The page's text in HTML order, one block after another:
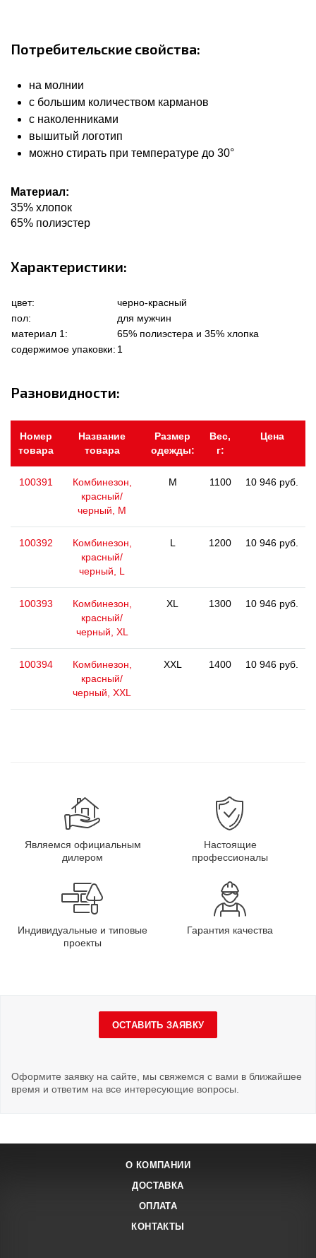
Потребительские свойства:
на молнии
с большим количеством карманов
с наколенниками
вышитый логотип
можно стирать при температуре до 30°
Материал:
35% хлопок
65% полиэстер
Характеристики:
цвет:
черно-красный
пол:
для мужчин
материал 1:
65% полиэстера и 35% хлопка
содержимое упаковки: 1
Разновидности:
Номер
товара
Название
товара
Размер
одежды:
Вес,
г:
Цена
100391
Комбинезон,
красный/
черный, M
M 1100 10 946 руб.
100392
Комбинезон,
красный/
черный, L
L 1200 10 946 руб.
100393
Комбинезон,
красный/
черный, XL
XL 1300 10 946 руб.
100394
Комбинезон,
красный/
черный, XXL
XXL 1400 10 946 руб.
Являемся официальным
дилером
Настоящие
профессионалы
Индивидуальные и типовые
проекты
Гарантия качества
ОСТАВИТЬ ЗАЯВКУ
Оформите заявку на сайте, мы свяжемся с вами в ближайшее
время и ответим на все интересующие вопросы.
О КОМПАНИИ
ДОСТАВКА
ОПЛАТА
КОНТАКТЫ